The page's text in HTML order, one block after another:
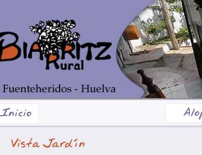
Inicio
Vista Jardín